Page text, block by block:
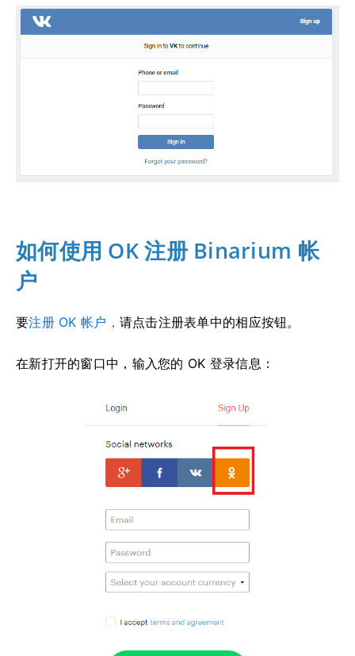
如何使用 OK 注册 Binarium 帐
户
要注册 OK 帐户， 请点击注册表单中的相应按钮。
在新打开的窗口中，输入您的 OK 登录信息：